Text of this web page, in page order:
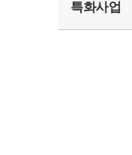
특화사업